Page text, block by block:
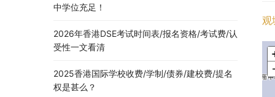
观
中学位充足！
2026年香港DSE考试时间表/报名资格/考试费/认
受性一文看清
2025香港国际学校收费/学制/债券/建校费/提名
权是甚么？